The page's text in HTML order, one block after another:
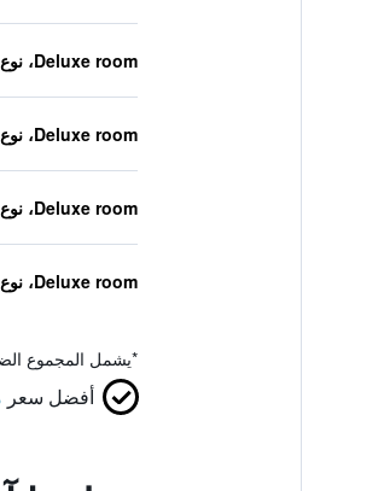
Deluxe room، نوع السرير غير معروف
Deluxe room، نوع السرير غير معروف
Deluxe room، نوع السرير غير معروف
Deluxe room، نوع السرير غير معروف
*يشمل المجموع
أفضل سعر